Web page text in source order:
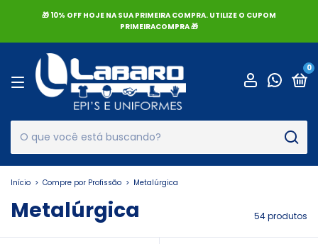
🎁 10% OFF HOJE NA SUA PRIMEIRA COMPRA. UTILIZE O CUPOM
PRIMEIRACOMPRA 🎁
0
Início > Compre por Profissão > Metalúrgica
Metalúrgica 54 produtos